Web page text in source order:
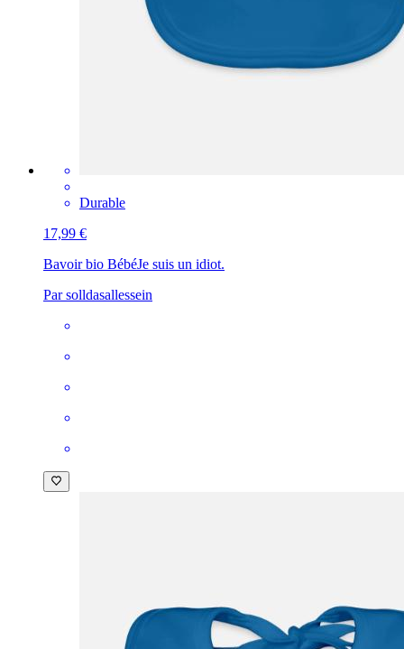
Durable
17,99 €
Bavoir bio BébéJe suis un idiot.
Par solldasallessein